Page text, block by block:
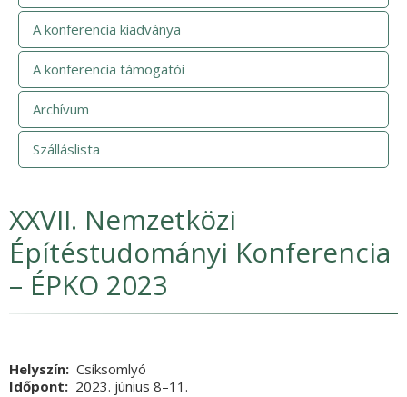
A konferencia kiadványa
A konferencia támogatói
Archívum
Szálláslista
XXVII. Nemzetközi
Építéstudományi Konferencia
– ÉPKO 2023
Helyszín Csíksomlyó
Időpont
2023. június 8Vége
–11.